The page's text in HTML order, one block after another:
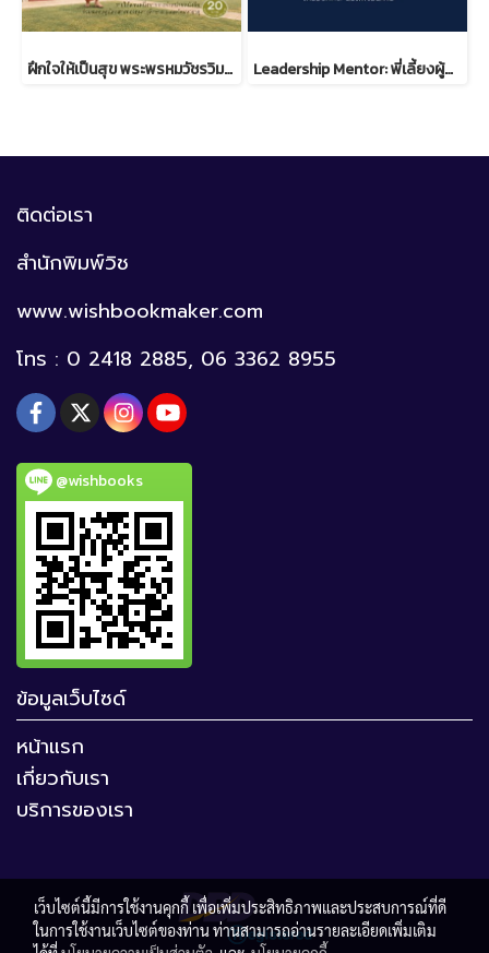
ฝึกใจให้เป็นสุข พระพรหมวัชรวิมลมุนี วิ. (บุญชิต ญาณสํวโร ป.ธ.9) Leadership Mentor: พี่เลี้ยงผู้นำ ภาคปฏิบัติ
ติดต่อเรา
สำนักพิมพ์วิช
www.wishbookmaker.com
โทร : 0 2418 2885, 06 3362 8955
@wishbooks
ข้อมูลเว็บไซด์
หน้าแรก
เกี่ยวกับเรา
บริการของเรา
เว็บไซต์นี้มีการใช้งานคุกกี้ เพื่อเพิ่มประสิทธิภาพและประสบการณ์ที่ดี
ในการใช้งานเว็บไซต์ของท่าน ท่านสามารถอ่านรายละเอียดเพิ่มเติม